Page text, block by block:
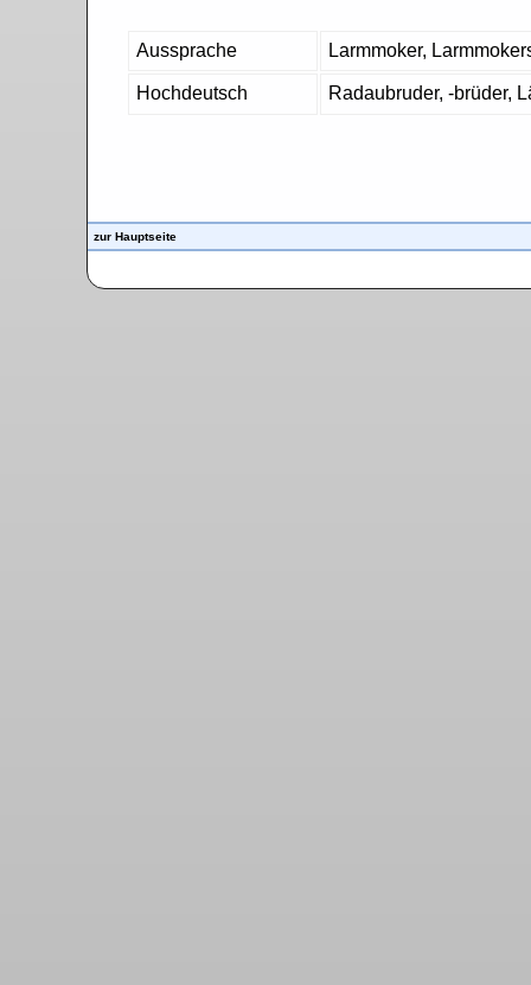
Aussprache Larmmoker,
Hochdeutsch Radaubruder, -brüder,
zur Hauptseite